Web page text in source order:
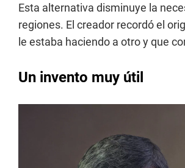
Esta alternativa disminuye la
regiones. El creador recordó el
le estaba haciendo a otro y que
Un invento muy útil